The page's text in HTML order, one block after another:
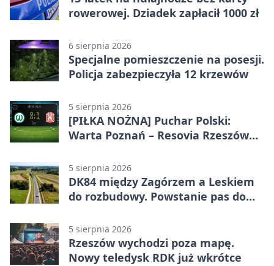
rowerowej. Dziadek zapłacił 1000 zł
6 sierpnia 2026
Specjalne pomieszczenie na posesji.
Policja zabezpieczyła 12 krzewów
5 sierpnia 2026
[PIŁKA NOŻNA] Puchar Polski:
Warta Poznań – Resovia Rzeszów
pierwszoligowca
5 sierpnia 2026
DK84 między Zagórzem a Leskiem
do rozbudowy. Powstanie pas do
5 sierpnia 2026
Rzeszów wychodzi poza mapę.
Nowy teledysk RDK już wkrótce